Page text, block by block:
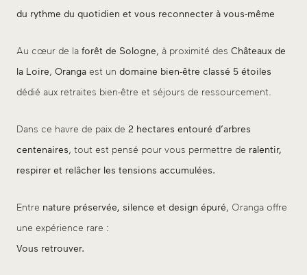
du rythme du quotidien et vous reconnecter à vous-même
Au cœur de la forêt de Sologne, à proximité des Châteaux de
la Loire, Oranga est un domaine bien-être classé 5 étoiles
dédié aux retraites bien-être et séjours de ressourcement.
Dans ce havre de paix de 2 hectares entouré d’arbres
centenaires, tout est pensé pour vous permettre de ralentir,
respirer et relâcher les tensions accumulées.
Entre nature préservée, silence et design épuré, Oranga offre
une expérience rare :
Vous retrouver.